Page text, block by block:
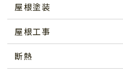
屋根塗装
屋根工事
断熱